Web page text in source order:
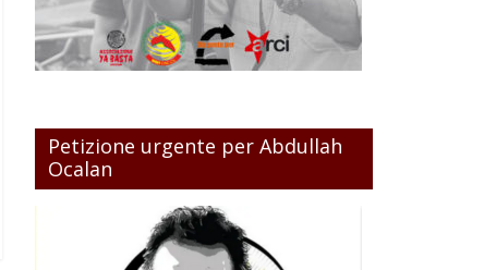
Petizione urgente per Abdullah
Ocalan